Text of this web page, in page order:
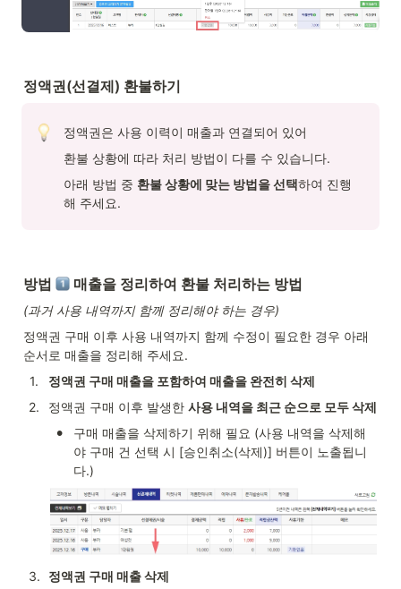
정액권(선결제) 환불하기
정액권은 사용 이력이 매출과 연결되어 있어
환불 상황에 따라 처리 방법이 다를 수 있습니다.
아래 방법 중 환불 상황에 맞는 방법을 선택하여 진행
해 주세요.
방법 매출을 정리하여 환불 처리하는 방법
(과거 사용 내역까지 함께 정리해야 하는 경우)
정액권 구매 이후 사용 내역까지 함께 수정이 필요한 경우 아래
순서로 매출을 정리해 주세요.
1.
정액권 구매 매출을 포함하여 매출을 완전히 삭제
2. 정액권 구매 이후 발생한 사용 내역을 최근 순으로 모두 삭제
•
구매 매출을 삭제하기 위해 필요 (사용 내역을 삭제해
야 구매 건 선택 시 [승인취소(삭제)] 버튼이 노출됩니
다.)
3.
정액권 구매 매출 삭제